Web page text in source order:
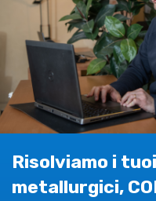
Risolviamo i
metallurgici,